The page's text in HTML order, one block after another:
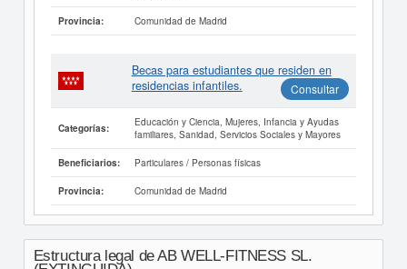
Provincia: Comunidad de Madrid
Becas para estudiantes que residen en
residencias infantiles.
Consultar
Categorías:
Educación y Ciencia, Mujeres, Infancia y Ayudas
familiares, Sanidad, Servicios Sociales y Mayores
Beneficiarios: Particulares / Personas físicas
Provincia: Comunidad de Madrid
Estructura legal de AB WELL-FITNESS SL.